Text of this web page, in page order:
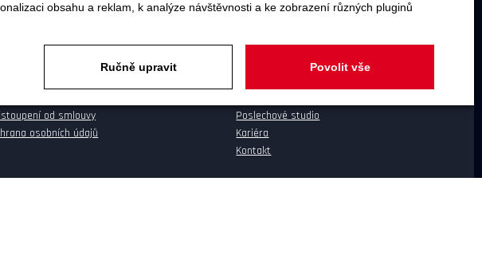
obsahu a reklam, k analýze návštěvnosti a ke zobrazení různých pluginů
Ručně upravit Povolit vše
od smlouvy
osobních údajů
Poslechové studio
Kariéra
Kontakt